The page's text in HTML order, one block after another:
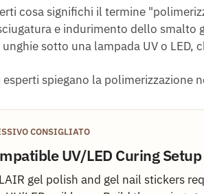
cosa significhi il termine
e indurimento dello
sotto una lampada UV o
esperti spiegano la polimerizzazione
CONSIGLIATO
UV/LED Curing Setup
gel polish and gel nail stickers